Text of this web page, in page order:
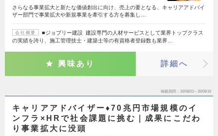
さらなる事業拡大と新たな価値創出に向け、売上の要となる、キャリアアドバイ
ザー部門で事業拡大や新規事業を牽引する方を募集し…
会社概要
■ジョブリー建設 建設専門の人材サービスとして業界トップクラス
の実績を誇り、施工管理技士・建築士等の有資格者登録数も業界…
興味あり 詳細へ
掲載期間 26/08/03～26/08/16
キャリアアドバイザー♦70兆円市場規模のイ
ンフラ×HRで社会課題に挑む｜成果にこだわ
り事業拡大に没頭